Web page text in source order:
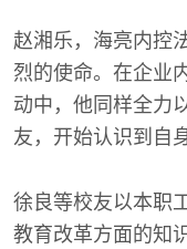
赵湘乐，海亮内控
烈的使命。在企业
动中，他同样全力
友，开始认识到自
徐良等校友以本职
教育改革方面的知